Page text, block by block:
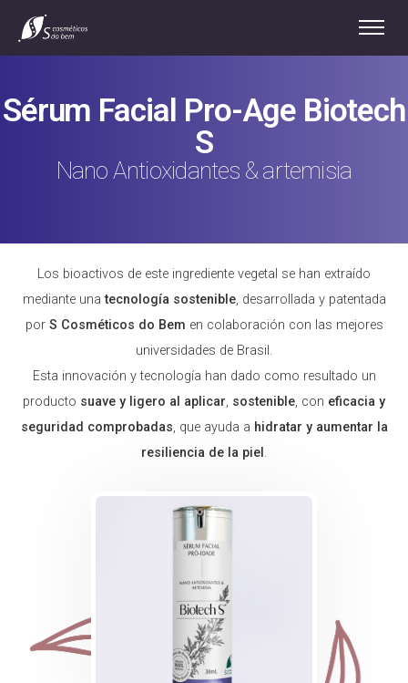
Sérum Facial Pro-Age Biotech
S
Nano Antioxidantes & artemisia
Los bioactivos de este ingrediente vegetal se han extraído
mediante unatecnología sostenible, desarrollada y patentada
por S Cosméticos do Bem en colaboración con las mejores
universidades de Brasil.
Esta innovación y tecnología han dado como resultado un
producto suave y ligero al aplicar, sostenible, con eficacia y
seguridad comprobadas, que ayuda a hidratar y aumentar la
resiliencia de la piel .